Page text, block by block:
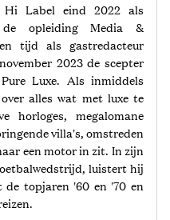
Label eind 2022 als
de opleiding Media &
tijd als gastredacteur
2023 de scepter
Luxe. Als inmiddels
alles wat met luxe te
horloges, megalomane
villa's, omstreden
een motor in zit. In zijn
luistert hij
de topjaren '60 en '70 en